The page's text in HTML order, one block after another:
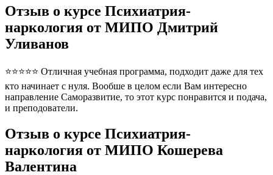
Отзыв о курсе Психиатрия-
наркология от МИПО Дмитрий
Уливанов
⭐⭐⭐⭐⭐ Отличная учебная программа, подходит даже для тех
кто начинает с нуля. Вообше в целом если Вам интересно
направление Саморазвитие, то этот курс понравится и подача,
и преподователи.
Отзыв о курсе Психиатрия-
наркология от МИПО Кошерева
Валентина